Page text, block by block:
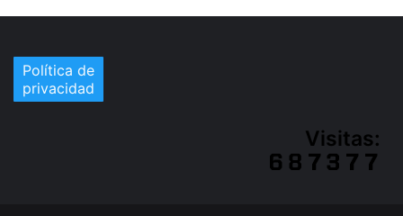
Política de
privacidad
Visitas: